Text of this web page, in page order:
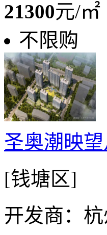
21300元/㎡
不限购
圣奥潮映
[钱塘区]
开发商：